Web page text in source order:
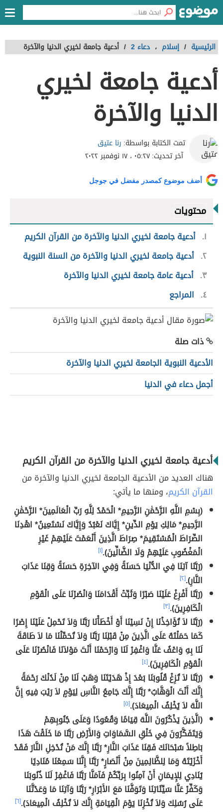
الرئيسية / إسلام ، دعاء 2 / أدعية جامعة لخيري الدنيا والآخرة
أدعية جامعة لخيري
الدنيا والآخرة
تمت الكتابة بواسطة: رنا عتيق
آخر تحديث:٠٥:٢٧ ، ١٧ نوفمبر ٢٠٢٢
أضف موضوع كمصدر مفضل في جوجل
محتويات
١ أدعية جامعة لخيري الدنيا والآخرة من القرآن الكريم
٢ أدعية جامعة لخيري الدنيا والآخرة من السنة النبوية
٣ أدعية عامة جامعة لخيري الدنيا والآخرة
٤
المراجع
ذات صلة
الأدعية النبوية الجامعة لخيري الدنيا والآخرة
أجمل دعاء في الدنيا
أدعية جامعة لخيري الدنيا والآخرة من القرآن الكريم
هناك العديد من الأدعية الجامعة لخيري الدنيا والآخرة من
القرآن الكريم، ومنها ما يأتي:
(بِسْمِ اللَّهِ الرَّحْمَٰنِ الرَّحِيمِ* الْحَمْدُ لِلَّهِ رَبِّ الْعَالَمِينَ* الرَّحْمَٰنِ
الرَّحِيمِ* مَالِكِ يَوْمِ الدِّينِ* إِيَّاكَ نَعْبُدُ وَإِيَّاكَ نَسْتَعِينُ* اهْدِنَا
الصِّرَاطَ الْمُسْتَقِيمَ* صِرَاطَ الَّذِينَ أَنْعَمْتَ عَلَيْهِمْ غَيْرِ
الْمَغْضُوبِ عَلَيْهِمْ وَلَا الضَّالِّينَ).[١]
(رَبَّنَا آتِنَا فِي الدُّنْيَا حَسَنَةً وَفِي الآخِرَةِ حَسَنَةً وَقِنَا عَذَابَ
النَّارِ).[٢]
(رَبَّنَا أَفْرِغْ عَلَيْنَا صَبْرًا وَثَبِّتْ أَقْدَامَنَا وَانْصُرْنَا عَلَى الْقَوْمِ
الْكَافِرِينَ).[٣]
(رَبَّنَا لاَ تُؤَاخِذْنَا إِنْ نَسِيْنَا أَوْ أَخْطَأْنَا رَبَّنَا وَلاَ تَحْمِلْ عَلَيْنَا إِصْرًا
كَمَا حَمَلْتَهُ عَلَى الَّذِينَ مِنْ قَبْلِنَا رَبَّنَا وَلاَ تُحَمِّلْنَا مَا لاَ طَاقَةَ
لَنَا بِهِ وَاعْفُ عَنَّا وَاغْفِرْ لَنَا وَارْحَمْنَا أَنْتَ مَوْلاَنَا فَانْصُرْنَا عَلَى
الْقَوْمِ الْكَافِرِينَ).[٤]
(رَبَّنَا لاَ تُزِغْ قُلُوبَنَا بَعْدَ إِذْ هَدَيْتَنَا وَهَبْ لَنَا مِنْ لَدُنْكَ رَحْمَةً
إِنَّكَ أَنْتَ الْوَهَّابُ* رَبَّنَا إِنَّكَ جَامِعُ النَّاسِ لِيَوْمٍ لاَ رَيْبَ فِيهِ إِنَّ
اللَّهَ لاَ يُخْلِفُ الْمِيعَادَ).[٥]
(الَّذِينَ يَذْكُرُونَ اللَّهَ قِيَامًا وَقُعُودًا وَعَلَى جُنُوبِهِمْ
وَيَتَفَكَّرُونَ فِي خَلْقِ السَّمَاوَاتِ وَالأَرْضِ رَبَّنَا مَا خَلَقْتَ هَذَا
بَاطِلاً سُبْحَانَكَ فَقِنَا عَذَابَ النَّارِ* رَبَّنَا إِنَّكَ مَنْ تُدْخِلِ النَّارَ فَقَدْ
أَخْزَيْتَهُ وَمَا لِلظَّالِمِينَ مِنْ أَنْصَارٍ* رَبَّنَا إِنَّنَا سَمِعْنَا مُنَادِيًا
يُنَادِي لِلإِيمَانِ أَنْ آمِنُوا بِرَبِّكُمْ فَآمَنَّا رَبَّنَا فَاغْفِرْ لَنَا ذُنُوبَنَا
وَكَفِّرْ عَنَّا سَيِّئَاتِنَا وَتَوَفَّنَا مَعَ الأَبْرَارِ* رَبَّنَا وَآتِنَا مَا وَعَدْتَّنَا
عَلَى رُسُلِكَ وَلاَ تُخْزِنَا يَوْمَ الْقِيَامَةِ إِنَّكَ لاَ تُخْلِفُ الْمِيعَادَ).[٦]